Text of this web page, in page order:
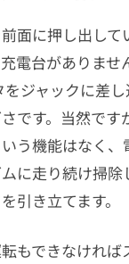
面に押し出して
電台がありませ
をジャックに差
です。当然です
う機能はなく、
に走り続け掃除
引き立てます。
もできなければ